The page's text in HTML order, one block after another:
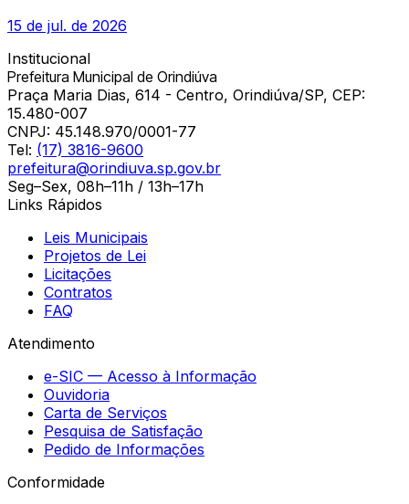
15 de jul. de 2026
Institucional
Prefeitura Municipal de Orindiúva
Praça Maria Dias, 614 - Centro, Orindiúva/SP, CEP:
15.480-007
CNPJ: 45.148.970/0001-77
Tel: (17) 3816-9600
prefeitura@orindiuva.sp.gov.br
Seg–Sex, 08h–11h / 13h–17h
Links Rápidos
Leis Municipais
Projetos de Lei
Licitações
Contratos
FAQ
Atendimento
e-SIC — Acesso à Informação
Ouvidoria
Carta de Serviços
Pesquisa de Satisfação
Pedido de Informações
Conformidade